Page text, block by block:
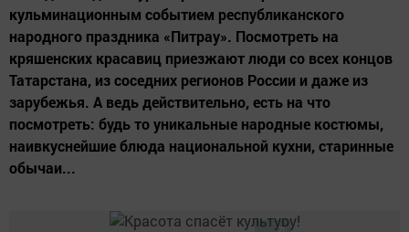
кульминационным событием республиканского
народного праздника «Питрау». Посмотреть на
кряшенских красавиц приезжают люди со всех концов
Татарстана, из соседних регионов России и даже из
зарубежья. А ведь действительно, есть на что
посмотреть: будь то уникальные народные костюмы,
наивкуснейшие блюда национальной кухни, старинные
обычаи...